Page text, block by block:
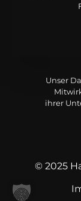
Unser
ihrer
© 2025